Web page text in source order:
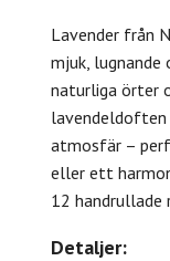
Lavender från
mjuk, lugnande
naturliga örter
lavendeldoften
atmosfär –
eller ett
12 handrullade
Detaljer: